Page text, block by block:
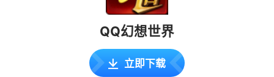
QQ幻想世界
立即下载